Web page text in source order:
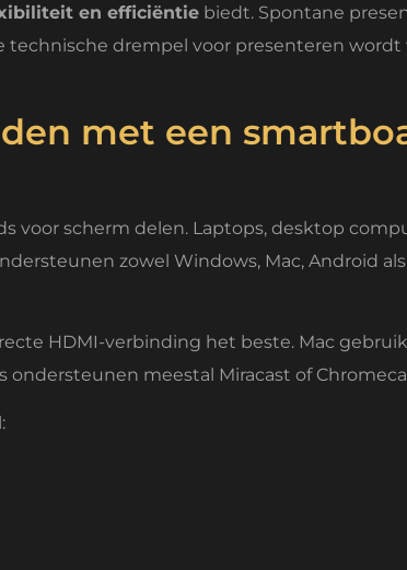
en efficiëntie biedt. Spontane
drempel voor presenteren
met een
voor scherm delen. Laptops, desktop
zowel Windows, Mac, Android
HDMI-verbinding het beste. Mac
ondersteunen meestal Miracast of